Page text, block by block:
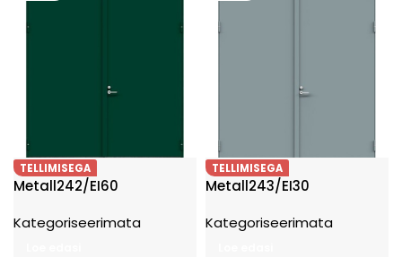
TELLIMISEGA
Metall242/EI60
Kategoriseerimata
TELLIMISEGA
Metall243/EI30
Kategoriseerimata